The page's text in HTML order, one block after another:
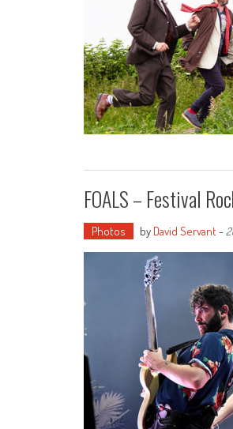
FOALS – Festival
Photos by David Servant-